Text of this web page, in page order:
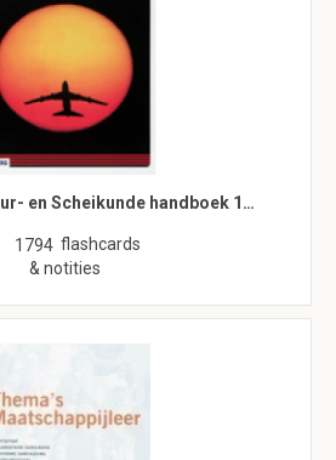
en Scheikunde handboek 1…
1794 flashcards
& notities